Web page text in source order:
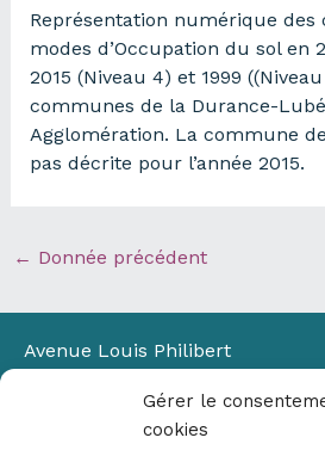
Gérer le
cookies
Représentation numérique des
modes d’Occupation du sol en
2015 (Niveau 4) et 1999
communes de la Durance-
Agglomération. La commune
pas décrite pour l’année 2015.
← Donnée précédent
Avenue Louis Philibert
Bâtiment Laennec
13100 Aix-en-Provence